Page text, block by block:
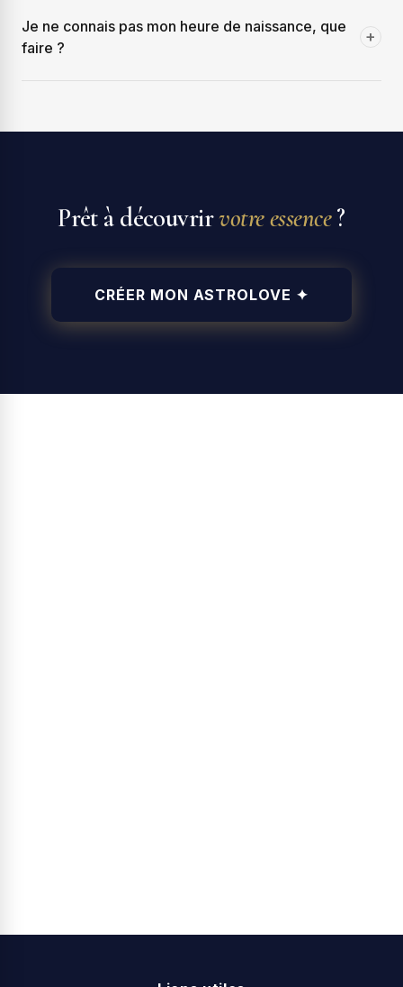
Je ne connais pas mon heure de naissance, que
faire ?
+
Prêt à découvrirvotre essence?
CRÉER MON ASTROLOVE ✦